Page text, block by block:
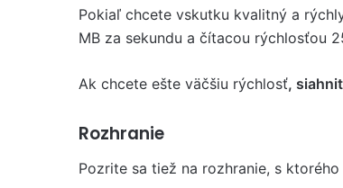
Pokiaľ chcete vskutku kvalitný a
MB za sekundu a čítacou rýchlosťou
Ak chcete ešte väčšiu rýchlosť,
Rozhranie
Pozrite sa tiež na rozhranie, s